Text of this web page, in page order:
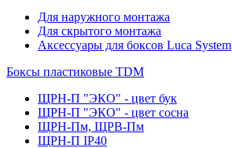
Для наружного монтажа
Для скрытого монтажа
Аксессуары для боксов Luca System
Боксы пластиковые TDM
ЩРН-П "ЭКО" - цвет бук
ЩРН-П "ЭКО" - цвет сосна
ЩРН-Пм, ЩРВ-Пм
ЩРН-П IP40